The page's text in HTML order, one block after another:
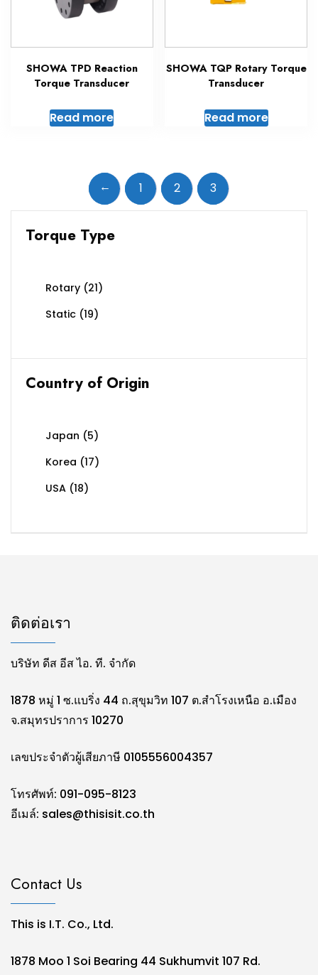
SHOWA TPD Reaction
Torque Transducer
Read more
SHOWA TQP Rotary Torque
Transducer
Read more
← 1 2 3
Torque Type
Rotary (21)
Static (19)
Country of Origin
Japan (5)
Korea (17)
USA (18)
ติดต่อเรา
บริษัท ดีส อีส ไอ. ที. จำกัด
1878 หมู่ 1 ซ.แบริ่ง 44 ถ.สุขุมวิท 107 ต.สำโรงเหนือ อ.เมือง
จ.สมุทรปราการ 10270
เลขประจำตัวผู้เสียภาษี 0105556004357
โทรศัพท์: 091-095-8123
อีเมล์: sales@thisisit.co.th
Contact Us
This is I.T. Co., Ltd.
1878 Moo 1 Soi Bearing 44 Sukhumvit 107 Rd.